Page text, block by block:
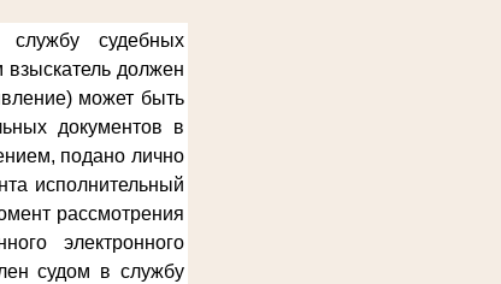
судебных
взыскатель должен
может быть
документов в
подано лично
исполнительный
рассмотрения
электронного
судом в службу